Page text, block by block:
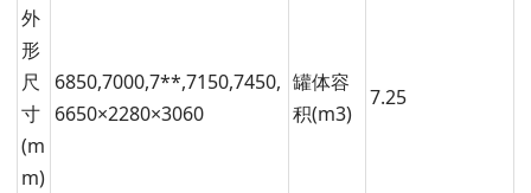
外
形
尺
寸
(m
m)
6850,7000,7**,7150,7450,
6650×2280×3060
罐体容
积(m3)
7.25